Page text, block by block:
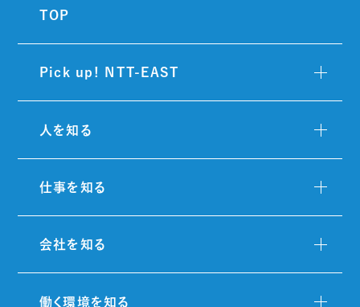
TOP
Pick up! NTT-EAST
人を知る
仕事を知る
会社を知る
働く環境を知る